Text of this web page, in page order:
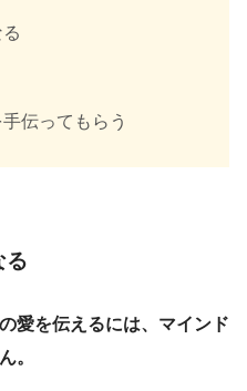
伝ってもらう
る
愛を伝えるには、マインド
。